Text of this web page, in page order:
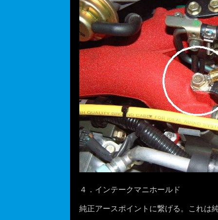
４．インテークマニホールド
純正アースポイントに繋げる。これ